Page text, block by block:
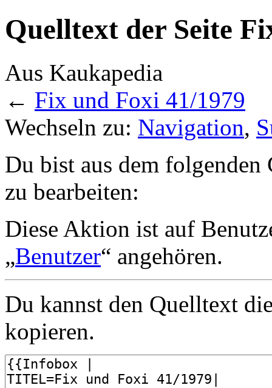
Quelltext der Seite
Aus Kaukapedia
← Fix und Foxi 41/1979
Wechseln zu: Navigation,
Du bist aus dem
zu bearbeiten:
Diese Aktion ist auf
„Benutzer“ angehören.
Du kannst den Quelltext
kopieren.